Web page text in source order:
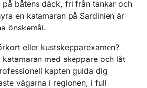
på båtens däck, fri från tankar och
en katamaran på Sardinien är
önskemål.
eller kustskepparexamen?
katamaran med skeppare och låt
kapten guida dig
vägarna i regionen, i full